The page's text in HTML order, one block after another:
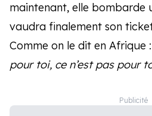
maintenant, elle bombarde
vaudra finalement son
Comme on le dit en Afrique
pour toi, ce n’est pas pour